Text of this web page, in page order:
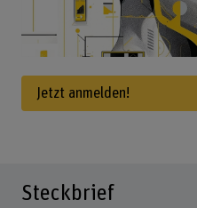
Jetzt anmelden!
Steckbrief